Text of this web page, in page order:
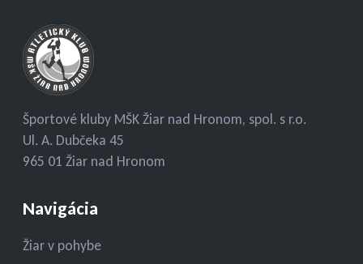
Športové kluby MŠK Žiar nad Hronom, spol. s r.o.
Ul. A. Dubčeka 45
965 01 Žiar nad Hronom
Navigácia
Žiar v pohybe